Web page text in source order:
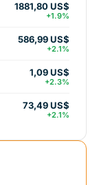
1881,80 US$
+1.9%
586,99 US$
+2.1%
1,09 US$
+2.3%
73,49 US$
+2.1%